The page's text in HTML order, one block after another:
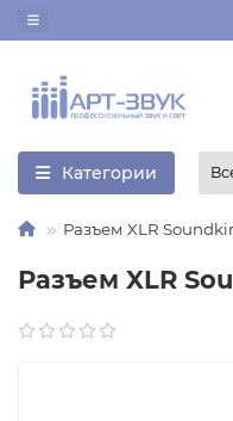
Категории
Разъем XLR
Разъем XLR